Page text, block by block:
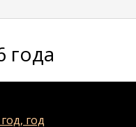
года
год